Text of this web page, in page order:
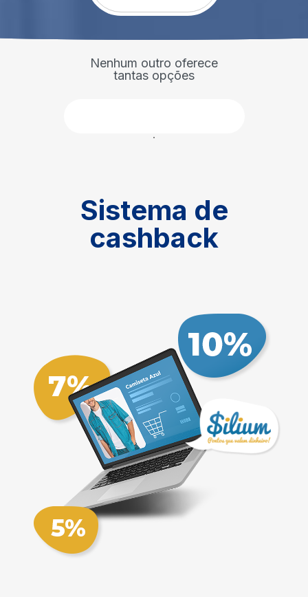
Nenhum outro oferece
tantas opções
Sistema de
cashback